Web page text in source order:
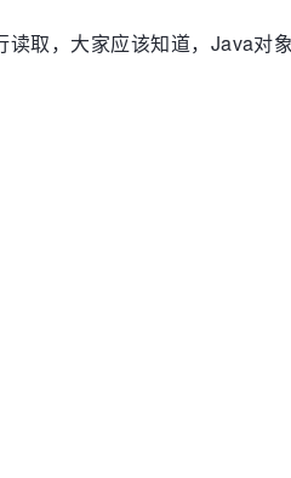
取，大家应该知道，Java